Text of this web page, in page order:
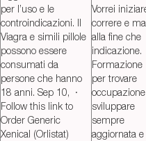
per l’uso e le
controindicazioni. Il
Viagra e simili pillole
possono essere
consumati da
persone che hanno
18 anni. Sep 10, ·
Follow this link to
Order Generic
Xenical (Orlistat)
Vorrei
correre e ma
alla fine che
indicazione.
Formazione
per trovare
sviluppare
sempre
aggiornata e